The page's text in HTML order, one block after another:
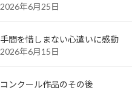
2026年6月25日
手間を惜しまない心遣いに感動
2026年6月15日
コンクール作品のその後